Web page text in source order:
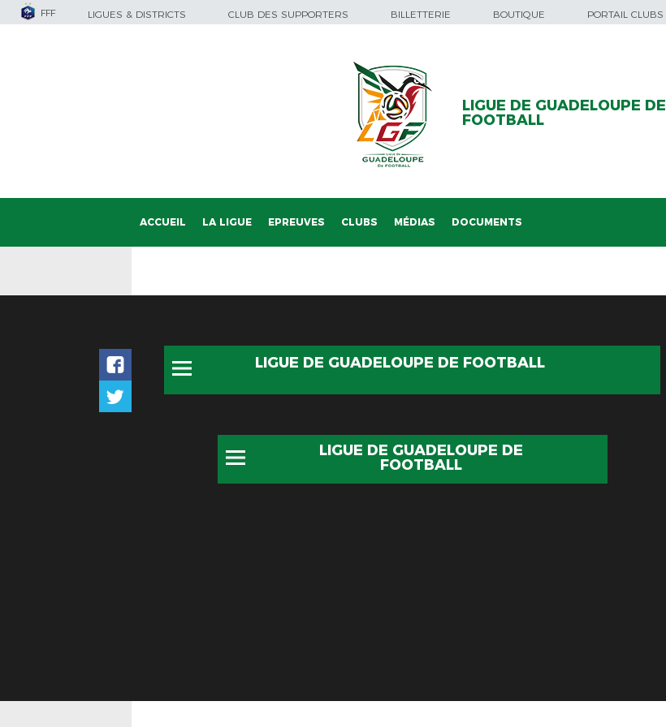
FFF LIGUES & DISTRICTS CLUB DES SUPPORTERS BILLETTERIE BOUTIQUE PORTAIL CLUBS
LIGUE DE GUADELOUPE DE
FOOTBALL
ACCUEIL LA LIGUE EPREUVES CLUBS MÉDIAS DOCUMENTS